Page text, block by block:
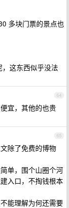
多块门票的景点也
这东西似乎没法
64
宜，其他的也贵
65
除了免费的博物
单，围个山圈个河
入口，不掏钱根本
能理解为何还需要